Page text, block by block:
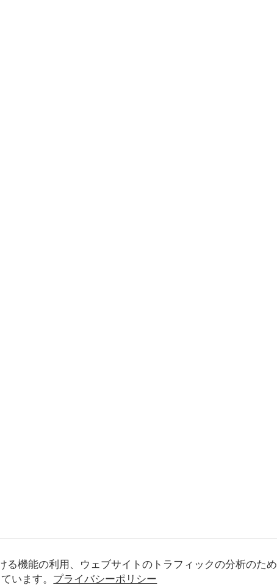
る機能の利用、ウェブサイトのトラフィックの分析のため
います。 プライバシーポリシー